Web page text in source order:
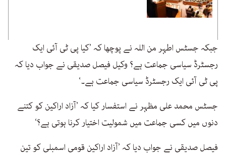
جبکہ جسٹس اطہر من اللہ نے پوچھا کہ ’کیا پی ٹی آئی ایک
رجسٹرڈ سیاسی جماعت ہے؟ وکیل فیصل صدیقی نے جواب دیا کہ
پی ٹی آئی ایک رجسٹرڈ سیاسی جماعت ہے۔‘
جسٹس محمد علی مظہر نے استفسار کیا کہ ’آزاد اراکین کو کتنے
دنوں میں کسی جماعت میں شمولیت اختیار کرنا ہوتی ہے؟‘
فیصل صدیقی نے جواب دیا کہ ’آزاد اراکین قومی اسمبلی کو تین